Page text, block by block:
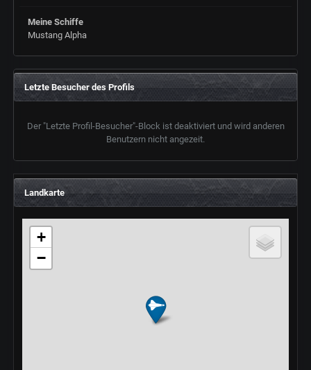
Meine Schiffe
Mustang Alpha
Letzte Besucher des Profils
Der "Letzte Profil-Besucher"-Block ist deaktiviert und wird anderen
Benutzern nicht angezeit.
Landkarte